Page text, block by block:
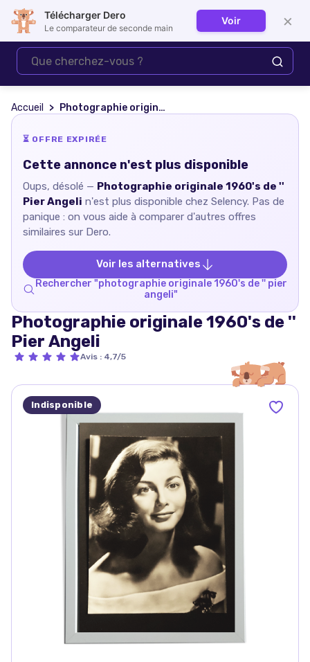
Se connecter
Accueil Photographie originale 1960's de '' Pier Angeli
⏳ OFFRE EXPIRÉE
Cette annonce n'est plus disponible
Oups, désolé — Photographie originale 1960's de ''
Pier Angeli n'est plus disponible chez Selency. Pas de
panique : on vous aide à comparer d'autres offres
similaires sur Dero.
Voir les alternatives
Rechercher "photographie originale 1960's de '' pier
angeli"
Photographie originale 1960's de ''
Pier Angeli
Avis : 4,7/5
Indisponible
Télécharger Dero
Le comparateur de seconde main
Voir ×